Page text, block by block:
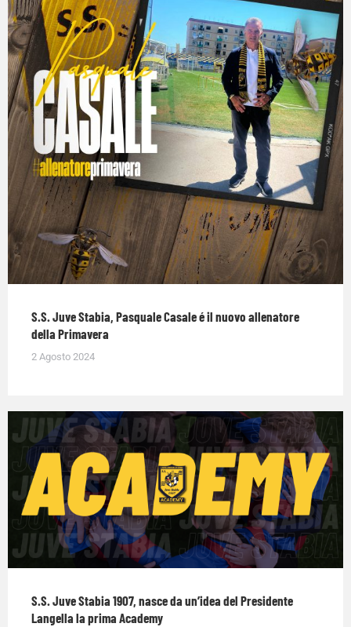
S.S. Juve Stabia, Pasquale Casale é il nuovo allenatore
della Primavera
2 Agosto 2024
S.S. Juve Stabia 1907, nasce da un’idea del Presidente
Langella la prima Academy